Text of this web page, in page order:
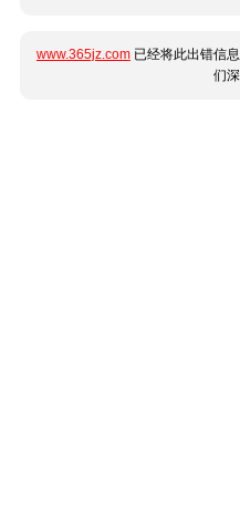
www.365jz.com 已经将此出错信
们